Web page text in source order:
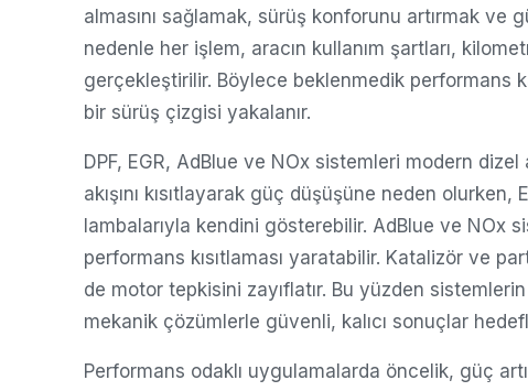
almasını sağlamak, sürüş konforunu artırmak ve
nedenle her işlem, aracın kullanım şartları,
gerçekleştirilir. Böylece beklenmedik performans
bir sürüş çizgisi yakalanır.
DPF, EGR, AdBlue ve NOx sistemleri modern dizel
akışını kısıtlayarak güç düşüşüne neden
lambalarıyla kendini gösterebilir. AdBlue ve NOx
performans kısıtlaması yaratabilir. Katalizör ve
de motor tepkisini zayıflatır. Bu yüzden
mekanik çözümlerle güvenli, kalıcı sonuçlar
Performans odaklı uygulamalarda öncelik, güç